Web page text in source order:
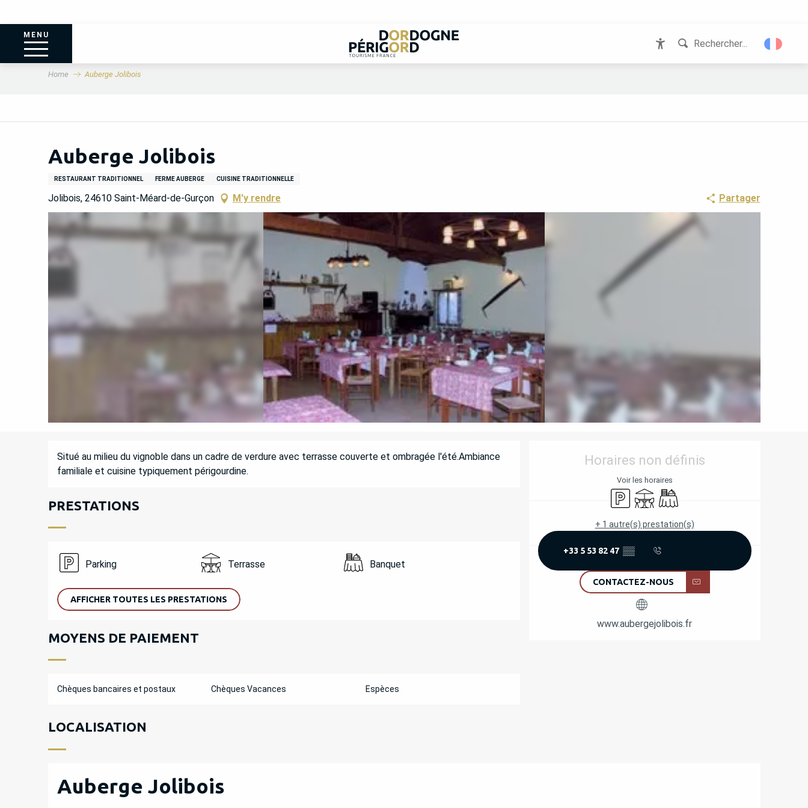
MENU
Rechercher...
Home Auberge Jolibois
Auberge Jolibois
RESTAURANT TRADITIONNEL FERME AUBERGE CUISINE TRADITIONNELLE
Jolibois, 24610 Saint-Méard-de-Gurçon M'y rendre Partager
OUVERTURE ET
Horaires non définis
Voir les horaires
ParkingTerrasseBanquet
+ 1 autre(s) prestation(s)
+33 5 53 82 47 ▒▒
CONTACTEZ-NOUS
www.aubergejolibois.fr
DESCRIPTION
Situé au milieu du vignoble dans un cadre de verdure avec terrasse couverte et ombragée l'été.Ambiance
familiale et cuisine typiquement périgourdine.
PRESTATIONS
Parking Terrasse Banquet
AFFICHER TOUTES LES PRESTATIONS
MOYENS DE PAIEMENT
Chèques bancaires et postaux Chèques Vacances Espèces
LOCALISATION
Auberge Jolibois